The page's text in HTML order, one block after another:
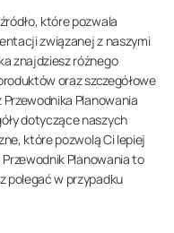
które pozwala
związanej z naszymi
znajdziesz różnego
oraz szczegółowe
Planowania
dotyczące naszych
które pozwolą Ci lepiej
Planowania to
polegać w przypadku